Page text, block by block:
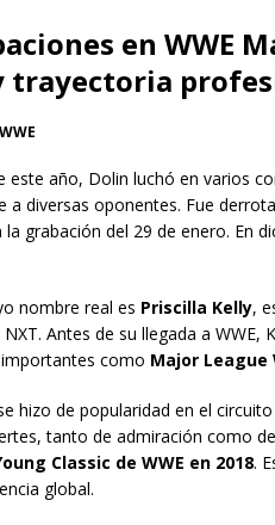
en WWE
trayectoria
este año, Dolin luchó en varios
a diversas oponentes. Fue
grabación del 29 de enero. En
nombre real es Priscilla Kelly,
Antes de su llegada a
como Major
hizo de popularidad en el
tanto de admiración como
Classic de WWE en 2018.
global.